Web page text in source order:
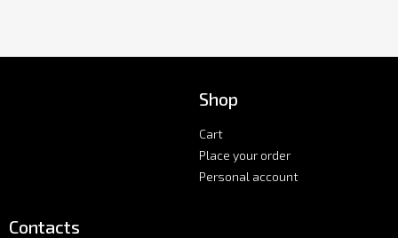
Shop
Cart
Place your order
Personal account
Contacts